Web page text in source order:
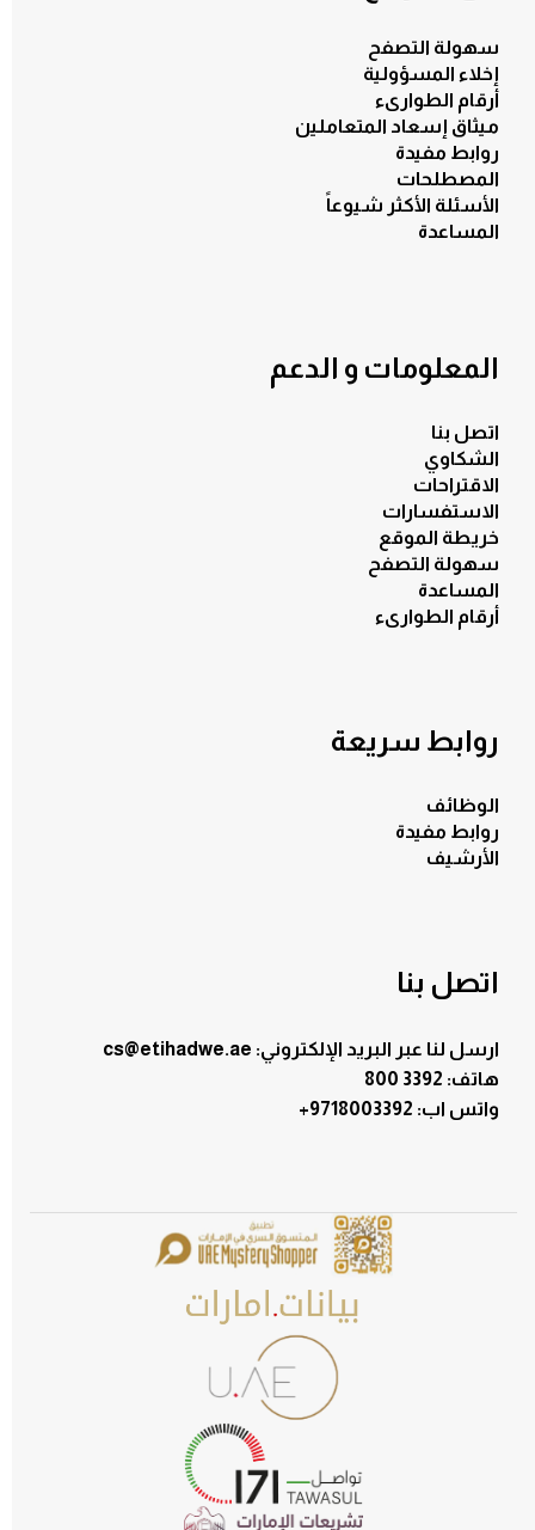
سهولة التصفح
إخلاء المسؤولية
أرقام الطوارىء
ميثاق إسعاد المتعاملين
روابط مفيدة
المصطلحات
الأسئلة الأكثر شيوعاً
المساعدة
المعلومات و الدعم
اتصل بنا
الشكاوي
الاقتراحات
الاستفسارات
خريطة الموقع
سهولة التصفح
المساعدة
أرقام الطوارىء
روابط سريعة
الوظائف
روابط مفيدة
الأرشيف
اتصل بنا
ارسل لنا عبر البريد الإلكتروني: cs@etihadwe.ae
هاتف: 3392 800
+9718003392 :واتس اب